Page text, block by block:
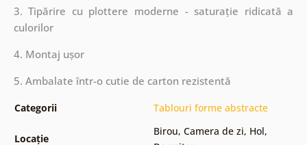
3. Tipărire cu plottere moderne - saturație ridicată a
culorilor
4. Montaj ușor
5. Ambalate într-o cutie de carton rezistentă
Categorii Tablouri forme abstracte
Locație
Birou, Camera de zi, Hol,